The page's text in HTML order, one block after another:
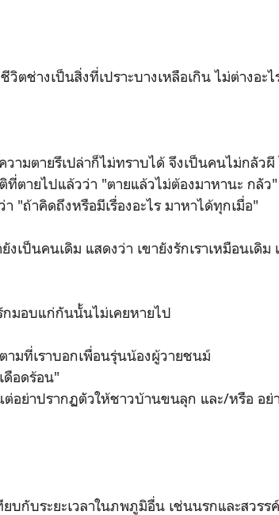
ตช่างเป็นสิ่งที่เปราะบางเหลือเกิน ไม่ต่างอะ
วามตายรึเปล่าก็ไม่ทราบได้ จึงเป็นคนไม่กลัว
ตายไปแล้วว่า "ตายแล้วไม่ต้องมาหานะ กลัว
"ถ้าคิดถึงหรือมีเรื่องอะไร มาหาได้ทุกเมื่อ"
ป็นคนเดิม แสดงว่า เขายังรักเราเหมือนเดิม
มอบแก่กันนั้นไม่เคยหายไป
มที่เราบอกเพื่อนรุ่นน้องผู้วายชนม์
อดร้อน"
อย่าปรากฏตัวให้ชาวบ้านขนลุก และ/หรือ อ
บกับระยะเวลาในภพภูมิอื่น เช่นนรกและสวรร